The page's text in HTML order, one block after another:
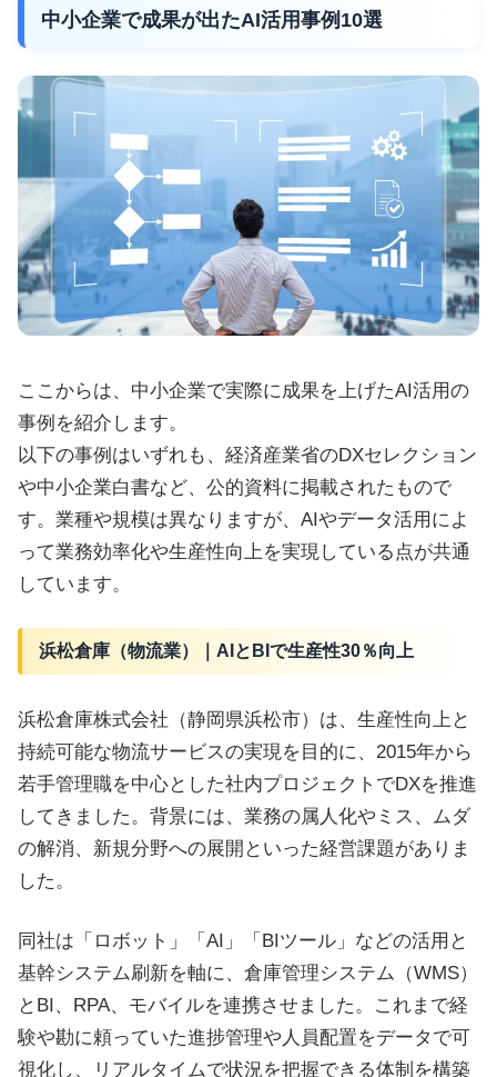
中小企業で成果が出たAI活用事例10選
ここからは、中小企業で実際に成果を上げたAI活用の
事例を紹介します。
以下の事例はいずれも、経済産業省のDXセレクション
や中小企業白書など、公的資料に掲載されたもので
す。業種や規模は異なりますが、AIやデータ活用によ
って業務効率化や生産性向上を実現している点が共通
しています。
浜松倉庫（物流業）｜AIとBIで生産性30％向上
浜松倉庫株式会社（静岡県浜松市）は、生産性向上と
持続可能な物流サービスの実現を目的に、2015年から
若手管理職を中心とした社内プロジェクトでDXを推進
してきました。背景には、業務の属人化やミス、ムダ
の解消、新規分野への展開といった経営課題がありま
した。
同社は「ロボット」「AI」「BIツール」などの活用と
基幹システム刷新を軸に、倉庫管理システム（WMS）
とBI、RPA、モバイルを連携させました。これまで経
験や勘に頼っていた進捗管理や人員配置をデータで可
視化し、リアルタイムで状況を把握できる体制を構築